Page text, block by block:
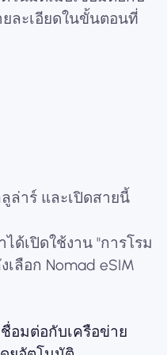
ละเอียดในขั้นตอนที่
ล่าร์ และเปิดสายนี้
ด้เปิดใช้งาน "การโรม
ลือก Nomad eSIM
อมต่อกับเครือข่าย